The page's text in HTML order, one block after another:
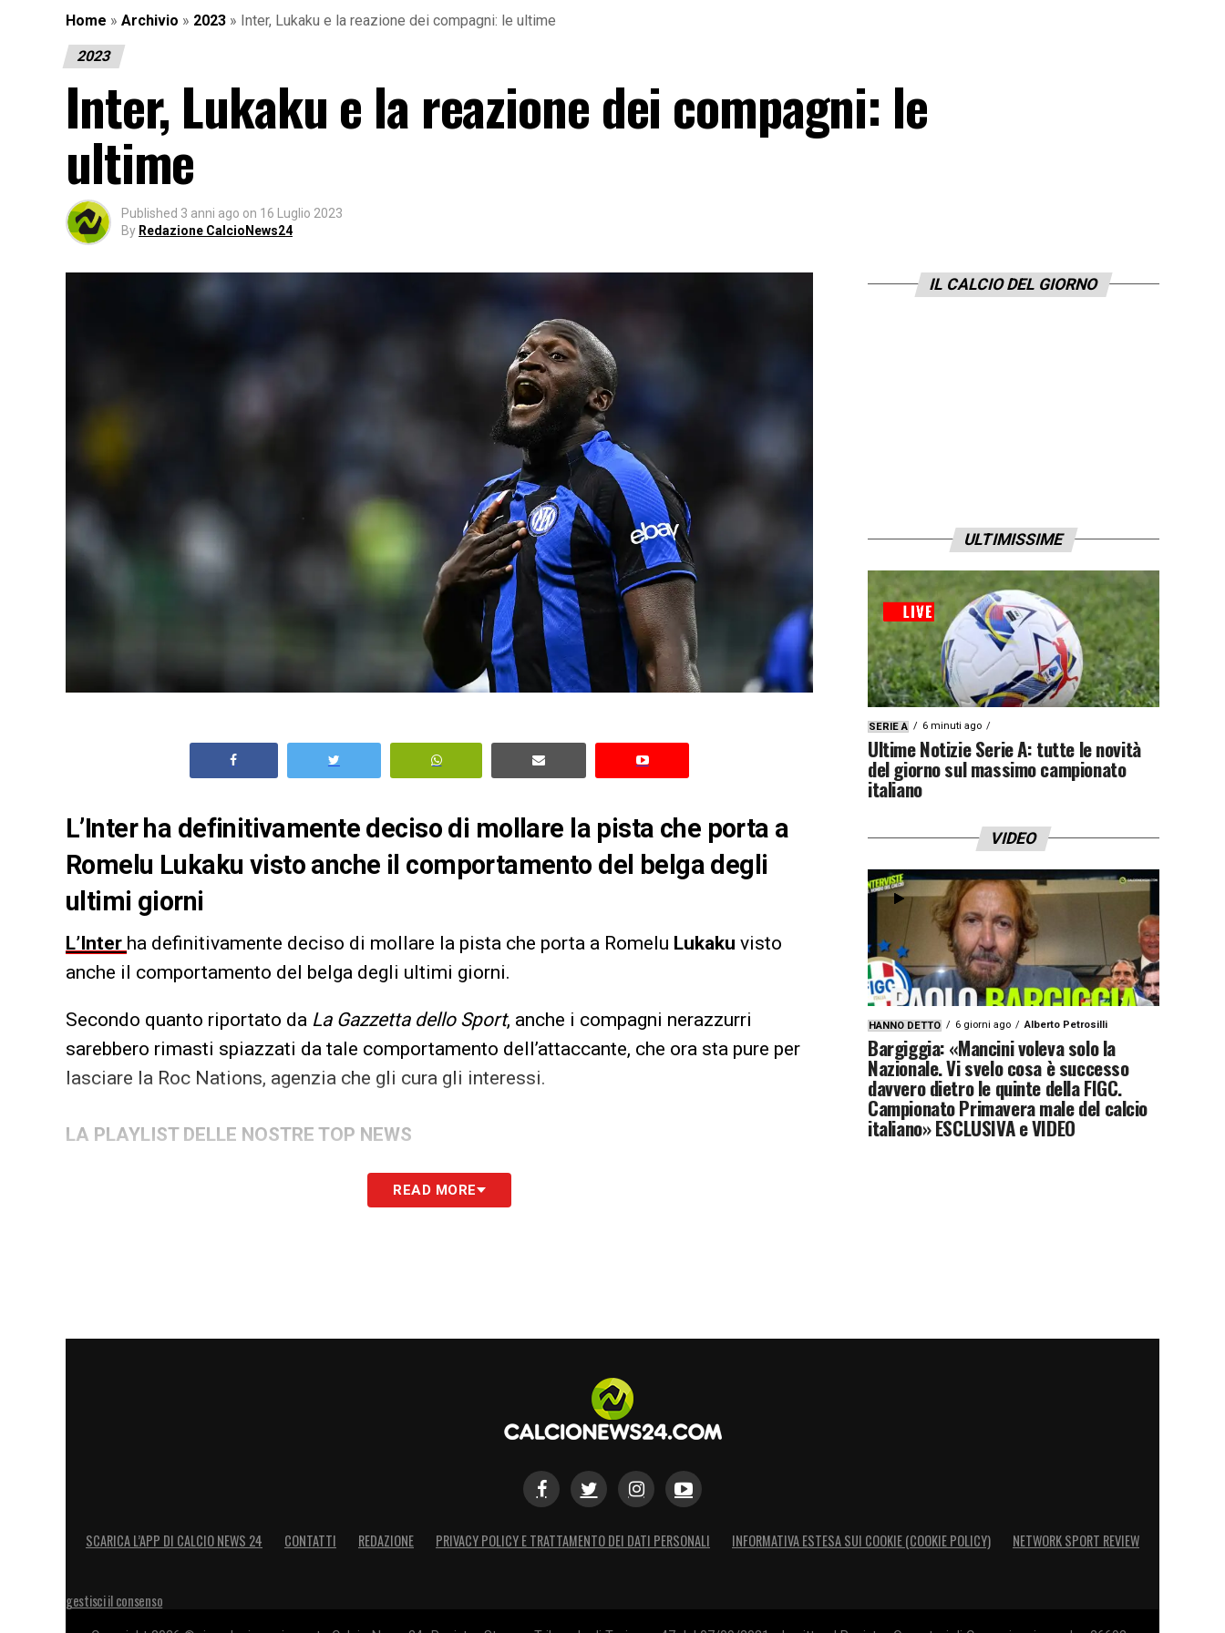
Home » Archivio » 2023 » Inter, Lukaku e la reazione dei compagni: le ultime
2023
Inter, Lukaku e la reazione dei compagni: le
ultime
Published 3 anni ago on 16 Luglio 2023
By Redazione CalcioNews24
L’Inter ha definitivamente deciso di mollare la pista che porta a
Romelu Lukaku visto anche il comportamento del belga degli
ultimi giorni
L’Inter ha definitivamente deciso di mollare la pista che porta a Romelu Lukaku visto
anche il comportamento del belga degli ultimi giorni.
Secondo quanto riportato da La Gazzetta dello Sport, anche i compagni nerazzurri
sarebbero rimasti spiazzati da tale comportamento dell’attaccante, che ora sta pure per
lasciare la Roc Nations, agenzia che gli cura gli interessi.
LA PLAYLIST DELLE NOSTRE TOP NEWS
READ MORE
IL CALCIO DEL GIORNO
ULTIMISSIME
SERIE A 6 minuti ago
Ultime Notizie Serie A: tutte le novità
del giorno sul massimo campionato
italiano
VIDEO
HANNO DETTO 6 giorni ago Alberto Petrosilli
Bargiggia: «Mancini voleva solo la
Nazionale. Vi svelo cosa è successo
davvero dietro le quinte della FIGC.
Campionato Primavera male del calcio
italiano» ESCLUSIVA e VIDEO
SCARICA L’APP DI CALCIO NEWS 24 CONTATTI REDAZIONE PRIVACY POLICY E TRATTAMENTO DEI DATI PERSONALI INFORMATIVA ESTESA SUI COOKIE (COOKIE POLICY) NETWORK SPORT REVIEW
gestisci il consenso